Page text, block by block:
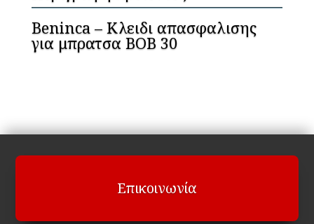
ποσότητα
Beninca – Κλειδι απασφαλισης
για μπρατσα BOB 30
Επικοινωνία